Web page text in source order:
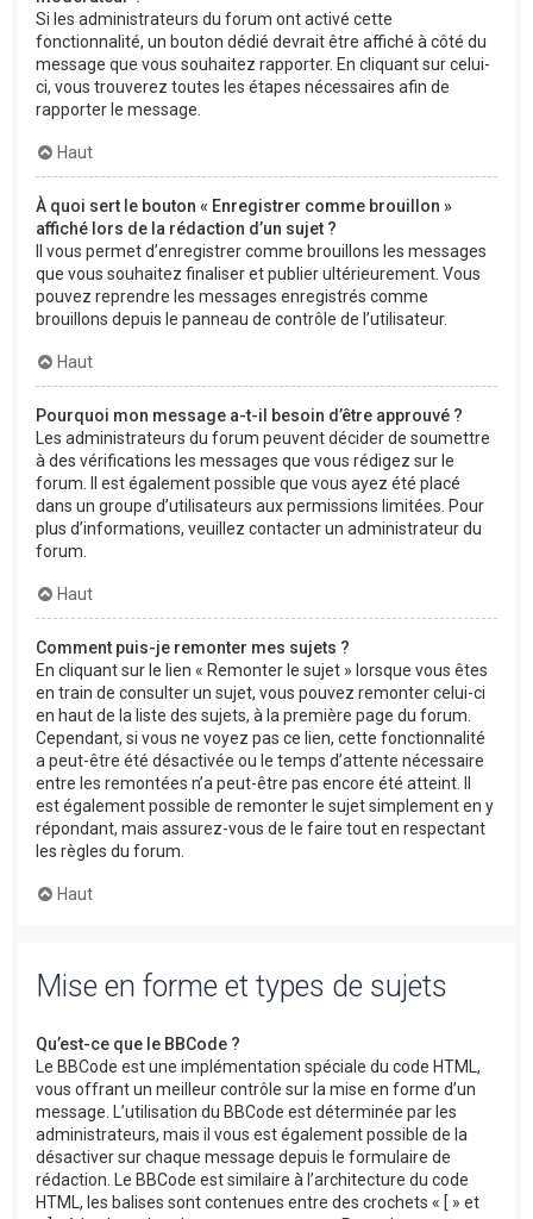
Si les administrateurs du forum ont activé cette
fonctionnalité, un bouton dédié devrait être affiché à côté du
message que vous souhaitez rapporter. En cliquant sur celui-
ci, vous trouverez toutes les étapes nécessaires afin de
rapporter le message.
Haut
À quoi sert le bouton « Enregistrer comme brouillon »
affiché lors de la rédaction d’un sujet ?
Il vous permet d’enregistrer comme brouillons les messages
que vous souhaitez finaliser et publier ultérieurement. Vous
pouvez reprendre les messages enregistrés comme
brouillons depuis le panneau de contrôle de l’utilisateur.
Haut
Pourquoi mon message a-t-il besoin d’être approuvé ?
Les administrateurs du forum peuvent décider de soumettre
à des vérifications les messages que vous rédigez sur le
forum. Il est également possible que vous ayez été placé
dans un groupe d’utilisateurs aux permissions limitées. Pour
plus d’informations, veuillez contacter un administrateur du
forum.
Haut
Comment puis-je remonter mes sujets ?
En cliquant sur le lien « Remonter le sujet » lorsque vous êtes
en train de consulter un sujet, vous pouvez remonter celui-ci
en haut de la liste des sujets, à la première page du forum.
Cependant, si vous ne voyez pas ce lien, cette fonctionnalité
a peut-être été désactivée ou le temps d’attente nécessaire
entre les remontées n’a peut-être pas encore été atteint. Il
est également possible de remonter le sujet simplement en y
répondant, mais assurez-vous de le faire tout en respectant
les règles du forum.
Haut
Mise en forme et types de sujets
Qu’est-ce que le BBCode ?
Le BBCode est une implémentation spéciale du code HTML,
vous offrant un meilleur contrôle sur la mise en forme d’un
message. L’utilisation du BBCode est déterminée par les
administrateurs, mais il vous est également possible de la
désactiver sur chaque message depuis le formulaire de
rédaction. Le BBCode est similaire à l’architecture du code
HTML, les balises sont contenues entre des crochets « [ » et